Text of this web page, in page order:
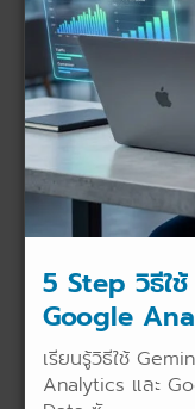
5 Step วิธีใ
Google
Console แม่
เรียนรู้วิธีใช้
Analytics และ